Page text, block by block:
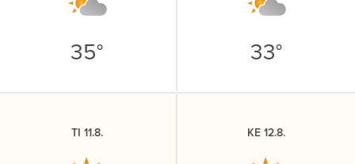
35° 33°
TI 11.8. KE 12.8.